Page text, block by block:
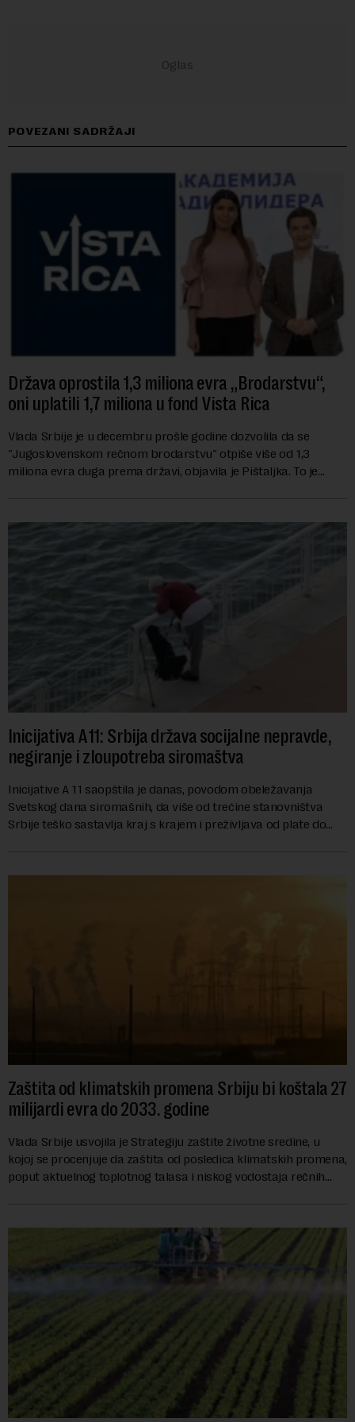
POVEZANI SADRŽAJI
Država oprostila 1,3 miliona evra „Brodarstvu“,
oni uplatili 1,7 miliona u fond Vista Rica
Vlada Srbije je u decembru prošle godine dozvolila da se
"Jugoslovenskom rečnom brodarstvu" otpiše više od 1,3
miliona evra duga prema državi, objavila je Pištaljka. To je
Inicijativa A11: Srbija država socijalne nepravde,
negiranje i zloupotreba siromaštva
Inicijative A 11 saopštila je danas, povodom obeležavanja
Svetskog dana siromašnih, da više od trećine stanovništva
Srbije teško sastavlja kraj s krajem i preživljava od plate do
Zaštita od klimatskih promena Srbiju bi koštala 27
milijardi evra do 2033. godine
Vlada Srbije usvojila je Strategiju zaštite životne sredine, u
kojoj se procenjuje da zaštita od posledica klimatskih promena,
poput aktuelnog toplotnog talasa i niskog vodostaja rečnih